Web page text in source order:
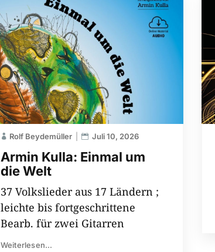
Armin Kulla: Einmal um
die Welt
Rolf Beydemüller Juli 10, 2026
37 Volkslieder aus 17 Ländern ;
leichte bis fortgeschrittene
Bearb. für zwei Gitarren
Weiterlesen...